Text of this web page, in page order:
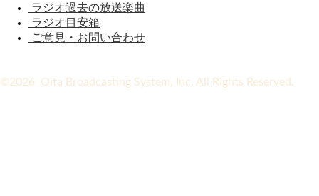
ラジオ過去の放送楽曲
ラジオ目安箱
ご意見・お問い合わせ
©2026 Oita Broadcasting System, Inc. All Rights Reserved.